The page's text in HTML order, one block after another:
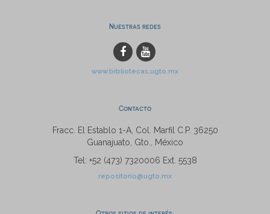
Nuestras redes
www.bibliotecas.ugto.mx
Contacto
Fracc. El Establo 1-A, Col. Marfil C.P. 36250
Guanajuato, Gto., México
Tel: +52 (473) 7320006 Ext. 5538
repositorio@ugto.mx